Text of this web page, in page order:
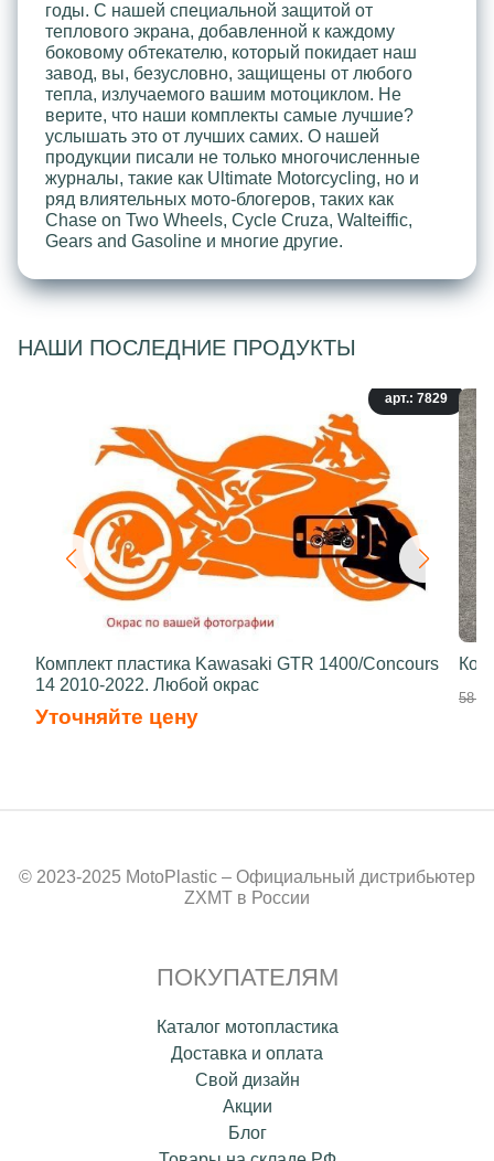
годы. С нашей специальной защитой от
теплового экрана, добавленной к каждому
боковому обтекателю, который покидает наш
завод, вы, безусловно, защищены от любого
тепла, излучаемого вашим мотоциклом. Не
верите, что наши комплекты самые лучшие?
услышать это от лучших самих. О нашей
продукции писали не только многочисленные
журналы, такие как Ultimate Motorcycling, но и
ряд влиятельных мото-блогеров, таких как
Chase on Two Wheels, Cycle Cruza, Walteiffic,
Gears and Gasoline и многие другие.
НАШИ ПОСЛЕДНИЕ ПРОДУКТЫ
арт.: 7829
Комплект пластика Kawasaki GTR 1400/Concours
14 2010-2022. Любой окрас
Уточняйте цену
58
© 2023-2025 MotoPlastic – Официальный дистрибьютер
ZXMT в России
ПОКУПАТЕЛЯМ
Каталог мотопластика
Доставка и оплата
Свой дизайн
Акции
Блог